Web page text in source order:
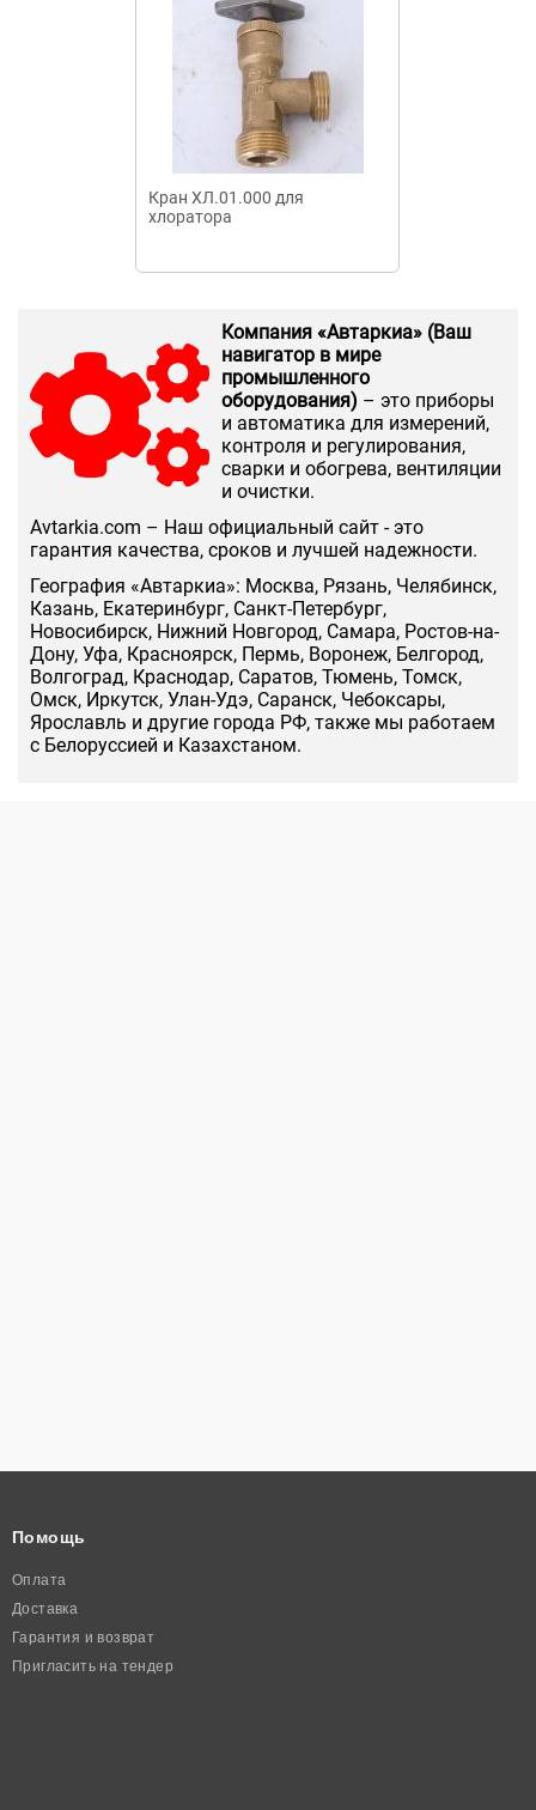
Кран ХЛ.01.000 для
хлоратора
Компания «Автаркиа» (Ваш
навигатор в мире
промышленного
оборудования) – это приборы
и автоматика для измерений,
контроля и регулирования,
сварки и обогрева, вентиляции
и очистки.
Аvtarkia.com – Наш официальный сайт - это
гарантия качества, сроков и лучшей надежности.
География «Автаркиа»: Москва, Рязань, Челябинск,
Казань, Екатеринбург, Санкт-Петербург,
Новосибирск, Нижний Новгород, Самара, Ростов-на-
Дону, Уфа, Красноярск, Пермь, Воронеж, Белгород,
Волгоград, Краснодар, Саратов, Тюмень, Томск,
Омск, Иркутск, Улан-Удэ, Саранск, Чебоксары,
Ярославль и другие города РФ, также мы работаем
с Белоруссией и Казахстаном.
Помощь
Оплата
Доставка
Гарантия и возврат
Пригласить на тендер